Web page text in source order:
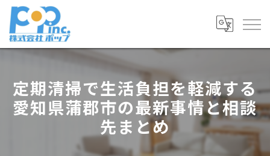
定期清掃で生活負担を軽減する
愛知県蒲郡市の最新事情と相談
先まとめ